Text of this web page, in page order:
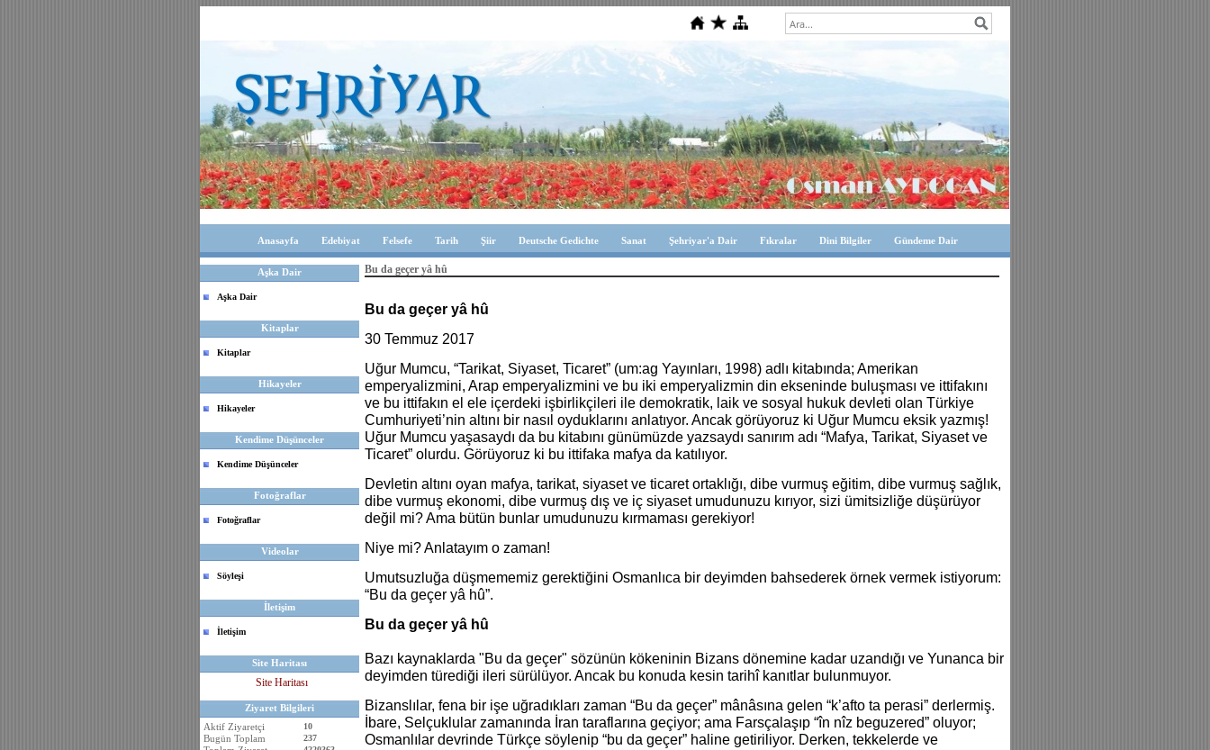
Anasayfa Edebiyat Felsefe Tarih Şiir Deutsche Gedichte Sanat Şehriyar'a Dair Fıkralar Dini Bilgiler Gündeme Dair
Aşka Dair
Aşka Dair
Kitaplar
Kitaplar
Hikayeler
Hikayeler
Kendime Düşünceler
Kendime Düşünceler
Fotoğraflar
Fotoğraflar
Videolar
Söyleşi
İletişim
İletişim
Site Haritası
Site Haritası
Ziyaret Bilgileri
Aktif Ziyaretçi
10
Bugün Toplam 237
Bu da geçer yâ hû
Bu da geçer yâ hû
30 Temmuz 2017
Uğur Mumcu, “Tarikat, Siyaset, Ticaret” (um:ag Yayınları, 1998) adlı kitabında; Amerikan
emperyalizmini, Arap emperyalizmini ve bu iki emperyalizmin din ekseninde buluşması ve ittifakını
ve bu ittifakın el ele içerdeki işbirlikçileri ile demokratik, laik ve sosyal hukuk devleti olan Türkiye
Cumhuriyeti’nin altını bir nasıl oyduklarını anlatıyor. Ancak görüyoruz ki Uğur Mumcu eksik yazmış!
Uğur Mumcu yaşasaydı da bu kitabını günümüzde yazsaydı sanırım adı “Mafya, Tarikat, Siyaset ve
Ticaret” olurdu. Görüyoruz ki bu ittifaka mafya da katılıyor.
Devletin altını oyan mafya, tarikat, siyaset ve ticaret ortaklığı, dibe vurmuş eğitim, dibe vurmuş sağlık,
dibe vurmuş ekonomi, dibe vurmuş dış ve iç siyaset umudunuzu kırıyor, sizi ümitsizliğe düşürüyor
değil mi? Ama bütün bunlar umudunuzu kırmaması gerekiyor!
Niye mi? Anlatayım o zaman!
Umutsuzluğa düşmememiz gerektiğini Osmanlıca bir deyimden bahsederek örnek vermek istiyorum:
“Bu da geçer yâ hû”.
Bu da geçer yâ hû
Bazı kaynaklarda "Bu da geçer" sözünün kökeninin Bizans dönemine kadar uzandığı ve Yunanca bir
deyimden türediği ileri sürülüyor. Ancak bu konuda kesin tarihî kanıtlar bulunmuyor.
Bizanslılar, fena bir işe uğradıkları zaman “Bu da geçer” mânâsına gelen “k’afto ta perasi” derlermiş.
İbare, Selçuklular zamanında İran taraflarına geçiyor; ama Farsçalaşıp “în nîz beguzered” oluyor;
Osmanlılar devrinde Türkçe söylenip “bu da geçer” haline getiriliyor. Derken, tekkelerde ve